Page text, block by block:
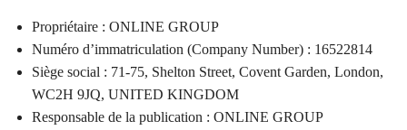
Propriétaire : ONLINE GROUP
Numéro d’immatriculation (Company Number) : 16522814
Siège social : 71-75, Shelton Street, Covent Garden, London,
WC2H 9JQ, UNITED KINGDOM
Responsable de la publication : ONLINE GROUP